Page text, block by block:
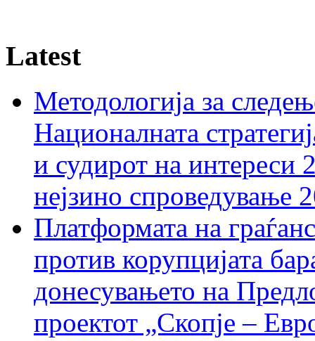
Latest
Методологија за
Националната
и судирот на интереси
нејзино спроведување
Платформата на
против корупцијата
донесувањето на
проектот „Скопје –